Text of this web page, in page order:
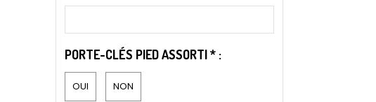
PORTE-CLÉS PIED ASSORTI* :
OUI NON